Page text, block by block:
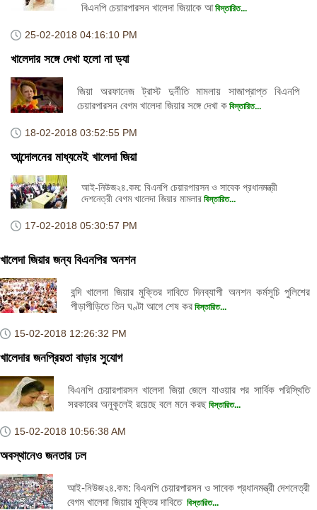
বিএনপি চেয়ারপারসন খালেদা জিয়াকে আবিস্তারিত...
25-02-2018 04:16:10 PM
খালেদার সঙ্গে দেখা হলো না ড্যা
জিয়া অরফানেজ ট্রাস্ট দুর্নীতি মামলায় সাজাপ্রাপ্ত বিএনপি
চেয়ারপারসন বেগম খালেদা জিয়ার সঙ্গে দেখা ক বিস্তারিত...
18-02-2018 03:52:55 PM
আন্দোলনের মাধ্যমেই খালেদা জিয়া
আই-নিউজ২৪.কম: বিএনপি চেয়ারপারসন ও সাবেক প্রধানমন্ত্রী
দেশনেত্রী বেগম খালেদা জিয়ার মামলারবিস্তারিত...
17-02-2018 05:30:57 PM
খালেদা জিয়ার জন্য বিএনপির অনশন
বন্দি খালেদা জিয়ার মুক্তির দাবিতে দিনব্যাপী অনশন কর্মসূচি পুলিশের
পীড়াপীড়িতে তিন ঘণ্টা আগে শেষ কর বিস্তারিত...
15-02-2018 12:26:32 PM
খালেদার জনপ্রিয়তা বাড়ার সুযোগ
বিএনপি চেয়ারপারসন খালেদা জিয়া জেলে যাওয়ার পর সার্বিক পরিস্থিতি
সরকারের অনুকূলেই রয়েছে বলে মনে করছ বিস্তারিত...
15-02-2018 10:56:38 AM
অবস্থানেও জনতার ঢল
আই-নিউজ২৪.কম: বিএনপি চেয়ারপারসন ও সাবেক প্রধানমন্ত্রী দেশনেত্রী
বেগম খালেদা জিয়ার মুক্তির দাবিতে বিস্তারিত...